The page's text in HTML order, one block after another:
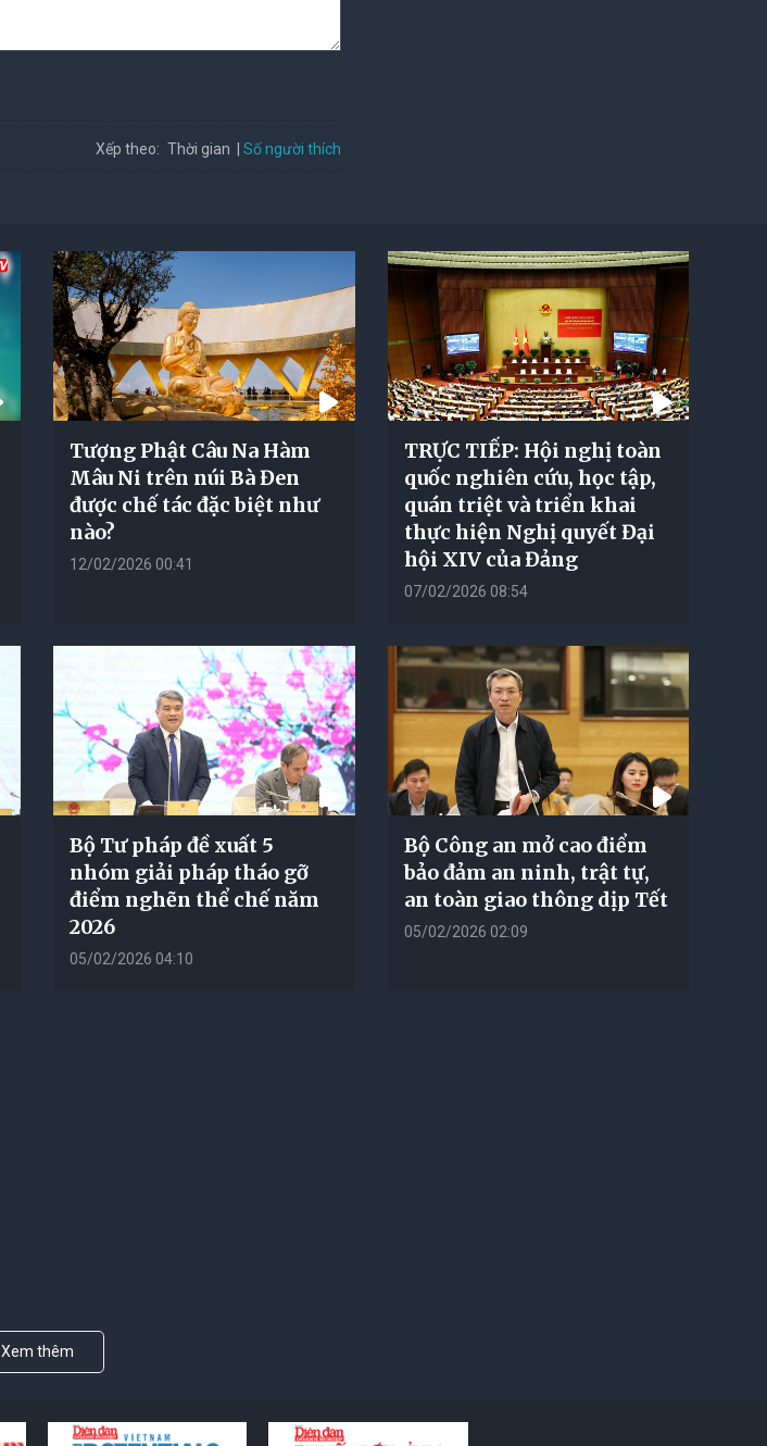
Xếp theo: Thời gian Số người thích
Tượng Phật Câu Na Hàm
Mâu Ni trên núi Bà Đen
được chế tác đặc biệt như
nào?
12/02/2026 00:41
TRỰC TIẾP: Hội nghị toàn
quốc nghiên cứu, học tập,
quán triệt và triển khai
thực hiện Nghị quyết Đại
hội XIV của Đảng
07/02/2026 08:54
Bộ Tư pháp đề xuất 5
nhóm giải pháp tháo gỡ
điểm nghẽn thể chế năm
2026
05/02/2026 04:10
Bộ Công an mở cao điểm
bảo đảm an ninh, trật tự,
an toàn giao thông dịp Tết
05/02/2026 02:09
Xem thêm